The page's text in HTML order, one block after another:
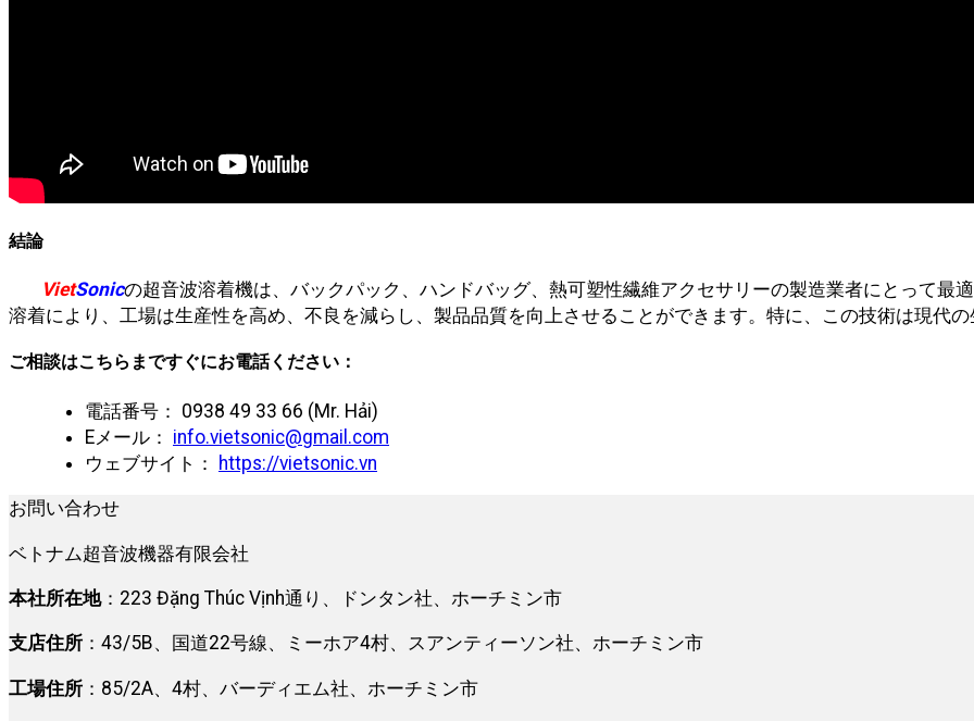
結論
VietSonicの超音波溶着機は、バックパック、ハンドバッグ、熱可塑性繊維アクセサリーの製造業者にとって最
溶着により、工場は生産性を高め、不良を減らし、製品品質を向上させることができます。特に、この技術は現代
ご相談はこちらまですぐにお電話ください：
電話番号： 0938 49 33 66 (Mr. Hải)
Eメール： info.vietsonic@gmail.com
ウェブサイト： https://vietsonic.vn
お問い合わせ
ベトナム超音波機器有限会社
本社所在地：223 Đặng Thúc Vịnh通り、ドンタン社、ホーチミン市
支店住所 ：43/5B、国道22号線、ミーホア4村、スアンティーソン社、ホーチミン市
工場住所 ：85/2A、4村、バーディエム社、ホーチミン市